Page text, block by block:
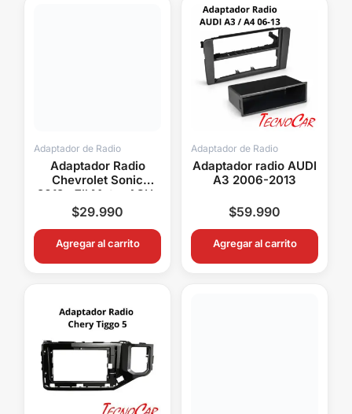
Adaptador de Radio
Adaptador Radio
Chevrolet Sonic
2012+ 7″ Metra ACH-
007
$29.990
Agregar al carrito
Adaptador de Radio
Adaptador radio AUDI
A3 2006-2013
$59.990
Agregar al carrito